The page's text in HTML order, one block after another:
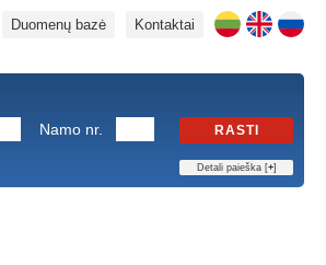
Kontaktai
Duomenų bazė
Namo nr. RASTI
Detali paieška [+]